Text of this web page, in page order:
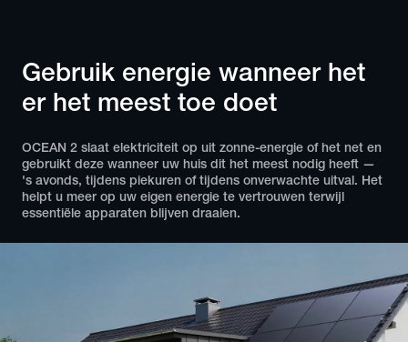
Gebruik energie wanneer het
er het meest toe doet
OCEAN 2 slaat elektriciteit op uit zonne-energie of het net en
gebruikt deze wanneer uw huis dit het meest nodig heeft —
's avonds, tijdens piekuren of tijdens onverwachte uitval. Het
helpt u meer op uw eigen energie te vertrouwen terwijl
essentiële apparaten blijven draaien.